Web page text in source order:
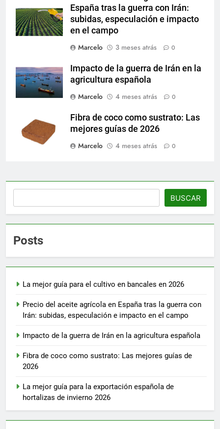
España tras la guerra con Irán:
subidas, especulación e impacto
en el campo
Marcelo
3 meses atrás 0
Impacto de la guerra de Irán en la
agricultura española
Marcelo
4 meses atrás 0
Fibra de coco como sustrato: Las
mejores guías de 2026
Marcelo
4 meses atrás 0
BUSCAR
Posts
La mejor guía para el cultivo en bancales en 2026
Precio del aceite agrícola en España tras la guerra con
Irán: subidas, especulación e impacto en el campo
Impacto de la guerra de Irán en la agricultura española
Fibra de coco como sustrato: Las mejores guías de
2026
La mejor guía para la exportación española de
hortalizas de invierno 2026